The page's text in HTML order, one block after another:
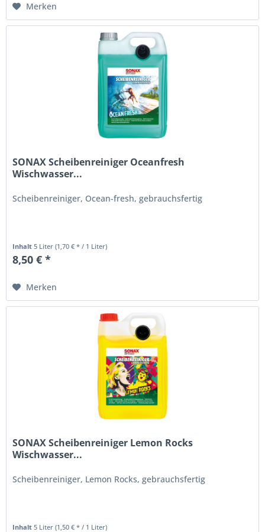
Merken
SONAX Scheibenreiniger Oceanfresh
Wischwasser...
Scheibenreiniger, Ocean-fresh, gebrauchsfertig
Inhalt 5 Liter(1,70 € * / 1 Liter)
8,50 € *
Merken
SONAX Scheibenreiniger Lemon Rocks
Wischwasser...
Scheibenreiniger, Lemon Rocks, gebrauchsfertig
Inhalt 5 Liter(1,50 € * / 1 Liter)